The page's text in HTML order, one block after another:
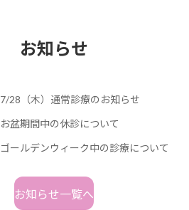
お知らせ
7/28（木）通常診療のお知らせ
お盆期間中の休診について
ゴールデンウィーク中の診療について
お知らせ一覧へ